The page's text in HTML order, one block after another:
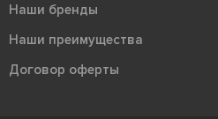
Наши бренды
Наши преимущества
Договор оферты